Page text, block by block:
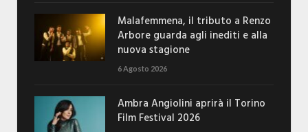
Malafemmena, il tributo a Renzo
Arbore guarda agli inediti e alla
nuova stagione
6 Agosto 2026
Ambra Angiolini aprirà il Torino
Film Festival 2026